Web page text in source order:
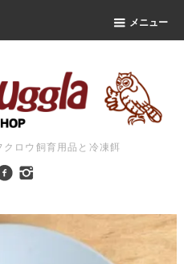
メニュー
ロウ飼育用品と冷凍餌